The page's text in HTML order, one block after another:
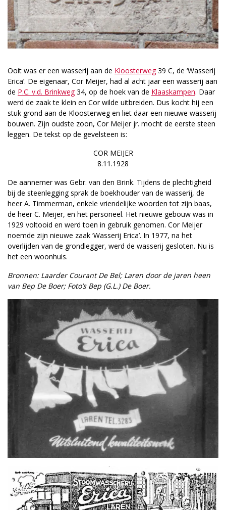
Ooit was er een wasserij aan de Kloosterweg39 C, de ‘Wasserij
Erica’. De eigenaar, Cor Meijer, had al acht jaar een wasserij aan
de P.C. v.d. Brinkweg34, op de hoek van de Klaaskampen. Daar
werd de zaak te klein en Cor wilde uitbreiden. Dus kocht hij een
stuk grond aan de Kloosterweg en liet daar een nieuwe wasserij
bouwen. Zijn oudste zoon, Cor Meijer jr. mocht de eerste steen
leggen. De tekst op de gevelsteen is:
COR MEIJER
8.11.1928
De aannemer was Gebr. van den Brink. Tijdens de plechtigheid
bij de steenlegging sprak de boekhouder van de wasserij, de
heer A. Timmerman, enkele vriendelijke woorden tot zijn baas,
de heer C. Meijer, en het personeel. Het nieuwe gebouw was in
1929 voltooid en werd toen in gebruik genomen. Cor Meijer
noemde zijn nieuwe zaak ‘Wasserij Erica’. In 1977, na het
overlijden van de grondlegger, werd de wasserij gesloten. Nu is
het een woonhuis.
Bronnen: Laarder Courant De Bel; Laren door de jaren heen
van Bep De Boer; Foto’s Bep (G.L.) De Boer.